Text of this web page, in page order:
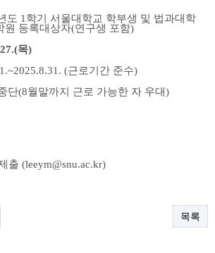
도 1 학기 서울대학교 학부생 및 법과대학
원 등록대상자(연구생 포함)
목)
(근로기간 준수)
단(8월말까지 근로 가능한 자 우대)
출 (leeym@snu.ac.kr)
목록